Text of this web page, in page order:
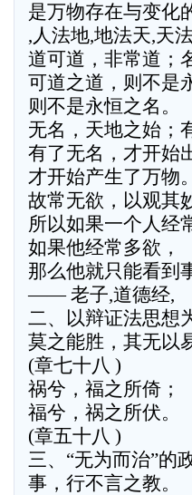
是万物存在与变化
,人法地,地法天,天
道可道，非常道；
可道之道，则不是
则不是永恒之名。
无名，天地之始；
有了无名，才开始
才开始产生了万物。
故常无欲，以观其
所以如果一个人经
如果他经常多欲，
那么他就只能看到
—— 老子,道德经,
二、以辩证法思想
莫之能胜，其无以
(章七十八 )
祸兮，福之所倚；
福兮，祸之所伏。
(章五十八 )
三、“无为而治”的
事，行不言之教。